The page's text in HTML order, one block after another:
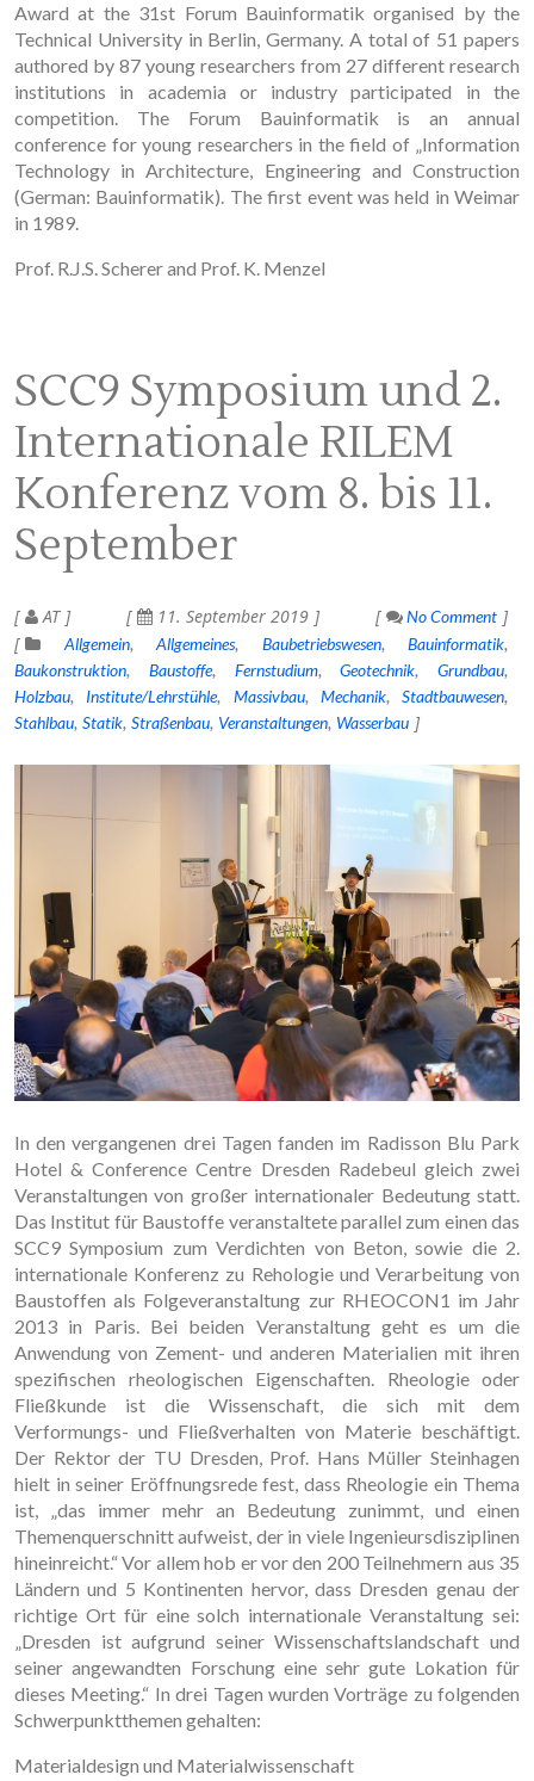
Award at the 31st Forum Bauinformatik organised by the
Technical University in Berlin, Germany. A total of 51 papers
authored by 87 young researchers from 27 different research
institutions in academia or industry participated in the
competition. The Forum Bauinformatik is an annual
conference for young researchers in the field of „Information
Technology in Architecture, Engineering and Construction
(German: Bauinformatik). The first event was held in Weimar
in 1989.
Prof. R.J.S. Scherer and Prof. K. Menzel
SCC9 Symposium und 2.
Internationale RILEM
Konferenz vom 8. bis 11.
September
AT 11. September 2019
No Comment
Allgemein
Allgemeines Baubetriebswesen
Bauinformatik
Baukonstruktion
Baustoffe Fernstudium Geotechnik
Grundbau
Holzbau
Institute/Lehrstühle Massivbau Mechanik
Stadtbauwesen
Stahlbau Statik Straßenbau Veranstaltungen Wasserbau
In den vergangenen drei Tagen fanden im Radisson Blu Park
Hotel & Conference Centre Dresden Radebeul gleich zwei
Veranstaltungen von großer internationaler Bedeutung statt.
Das Institut für Baustoffe veranstaltete parallel zum einen das
SCC9 Symposium zum Verdichten von Beton, sowie die 2.
internationale Konferenz zu Rehologie und Verarbeitung von
Baustoffen als Folgeveranstaltung zur RHEOCON1 im Jahr
2013 in Paris. Bei beiden Veranstaltung geht es um die
Anwendung von Zement- und anderen Materialien mit ihren
spezifischen rheologischen Eigenschaften. Rheologie oder
Fließkunde ist die Wissenschaft, die sich mit dem
Verformungs- und Fließverhalten von Materie beschäftigt.
Der Rektor der TU Dresden, Prof. Hans Müller Steinhagen
hielt in seiner Eröffnungsrede fest, dass Rheologie ein Thema
ist, „das immer mehr an Bedeutung zunimmt, und einen
Themenquerschnitt aufweist, der in viele Ingenieursdisziplinen
hineinreicht.“ Vor allem hob er vor den 200 Teilnehmern aus 35
Ländern und 5 Kontinenten hervor, dass Dresden genau der
richtige Ort für eine solch internationale Veranstaltung sei:
„Dresden ist aufgrund seiner Wissenschaftslandschaft und
seiner angewandten Forschung eine sehr gute Lokation für
dieses Meeting.“ In drei Tagen wurden Vorträge zu folgenden
Schwerpunktthemen gehalten:
Materialdesign und Materialwissenschaft